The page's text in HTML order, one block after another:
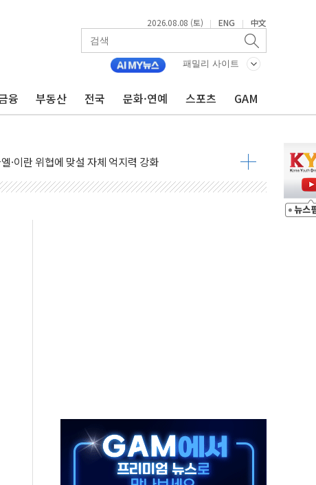
2026.08.08 (토) | ENG | 中文
패밀리 사이트
융 부동산 전국 문화·연예 스포츠 GAM
아지며 상승… STOXX 600 지수는 나흘 연속 최고치
동
주 '활짝'
양광주↑ VS 트레이드데스크·웬디스↓
까지 찾겠다"
완화 전환점"
공급 확대·속도전 총력"
급등